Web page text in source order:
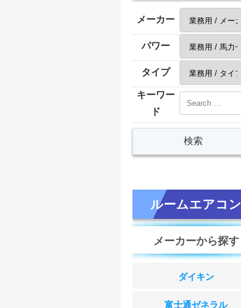
メーカー
パワー
タイプ
キーワー
ド
ルームエアコン
メーカーから探す
ダイキン
富士通ゼネラル